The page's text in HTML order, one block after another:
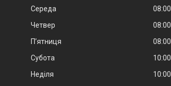
Середа
08:00
Четвер
08:00
Пʼятниця
08:00
Субота
10:00
Неділя
10:00